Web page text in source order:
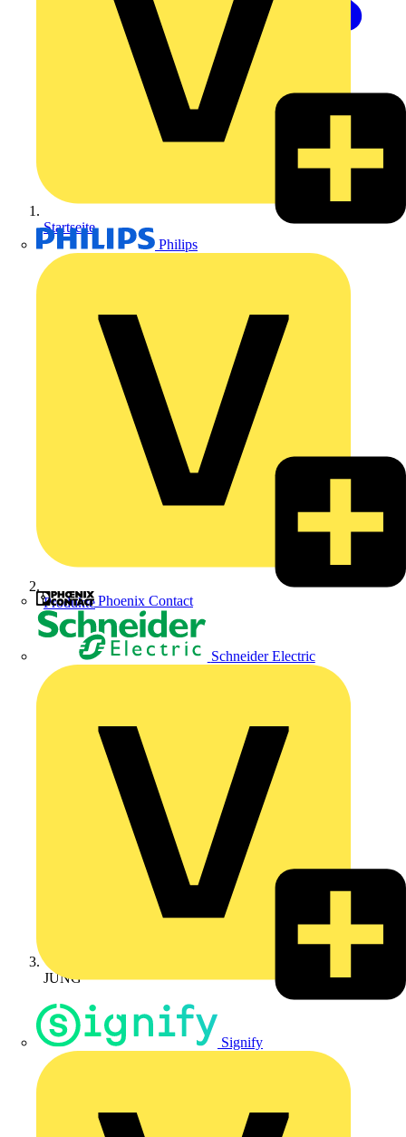
Philips
Phoenix Contact
Schneider Electric
Signify
Startseite
Produkte
JUNG